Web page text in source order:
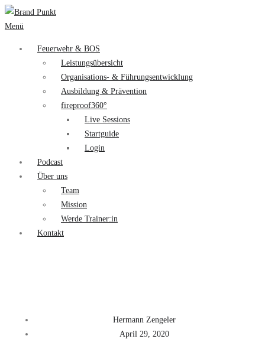
Menü
Feuerwehr & BOS
Leistungsübersicht
Organisations- & Führungsentwicklung
Ausbildung & Prävention
fireproof360°
Live Sessions
Startguide
Login
Podcast
Über uns
Team
Mission
Werde Trainer:in
Kontakt
Hermann Zengeler
April 29, 2020